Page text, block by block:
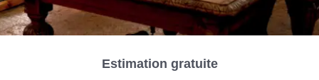
Estimation gratuite